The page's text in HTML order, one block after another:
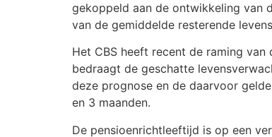
gekoppeld aan de ontwikkeling van
van de gemiddelde resterende
Het CBS heeft recent de raming
bedraagt de geschatte
deze prognose en de daarvoor
en 3 maanden.
De pensioenrichtleeftijd is op een